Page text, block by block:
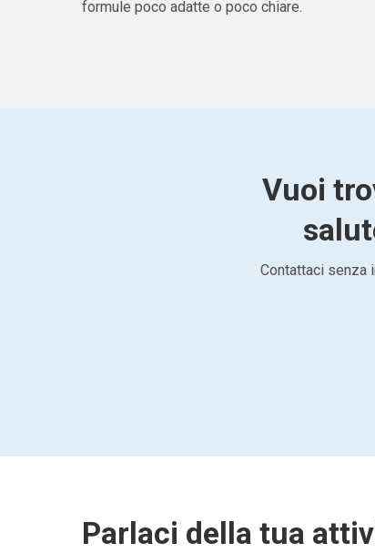
formule poco adatte o poco chiare.
Vuoi
Contattaci senza
Parlaci della tua